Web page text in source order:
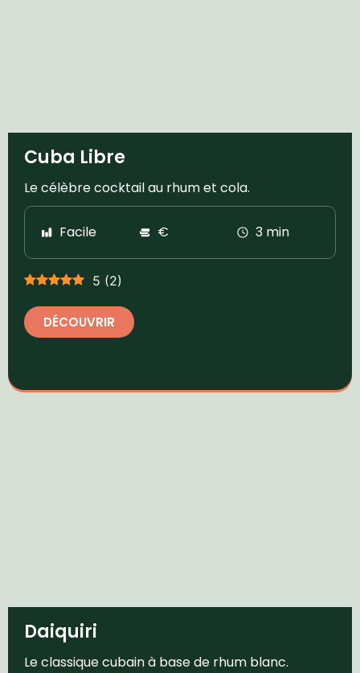
Cuba Libre
Le célèbre cocktail au rhum et cola.
Facile € 3 min
5 (2)
DÉCOUVRIR
Daiquiri
Le classique cubain à base de rhum blanc.